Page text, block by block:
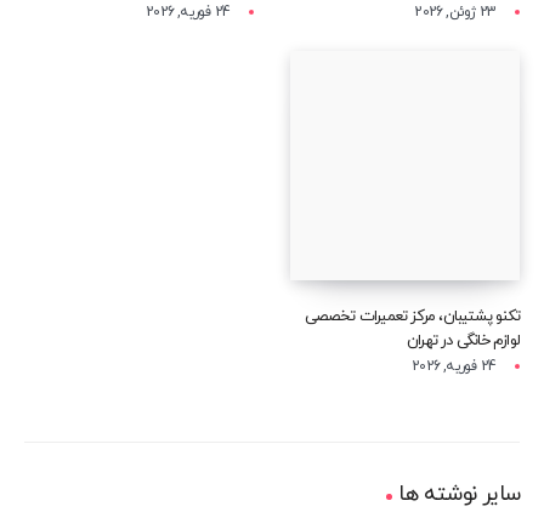
23 ژوئن, 2026 24 فوریه, 2026
تکنو پشتیبان، مرکز تعمیرات تخصصی
لوازم خانگی در تهران
24 فوریه, 2026
سایر نوشته ها